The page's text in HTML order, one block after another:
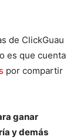
de ClickGuau
es que cuenta
por compartir
ganar
y demás